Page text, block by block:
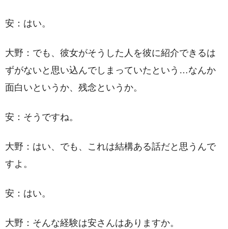
安：はい。
大野：でも、彼女がそうした人を彼に紹介できるは
ずがないと思い込んでしまっていたという…なんか
面白いというか、残念というか。
安：そうですね。
大野：はい、でも、これは結構ある話だと思うんで
すよ。
安：はい。
大野：そんな経験は安さんはありますか。